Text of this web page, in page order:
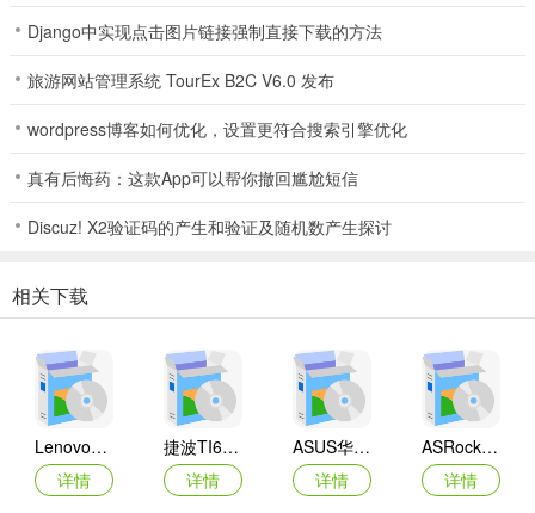
Django中实现点击图片链接强制直接下载的方法
旅游网站管理系统 TourEx B2C V6.0 发布
wordpress博客如何优化，设置更符合搜索引擎优化
真有后悔药：这款App可以帮你撤回尴尬短信
Discuz! X2验证码的产生和验证及随机数产生探讨
相关下载
Lenovo联想 Ideapad Z465/Z565系列笔记本 声卡驱动
详情
捷波TI61AG-A主板BIOS
详情
ASUS华硕F1A55-M LX3 R2.0主板BIOS
详情
ASRock华擎IMB-A160主板BIOS
详情